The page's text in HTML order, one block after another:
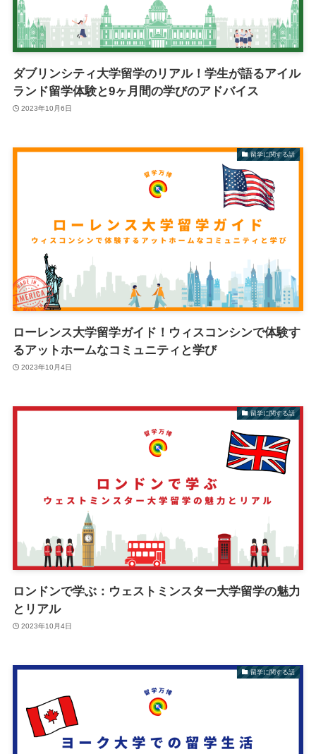
ダブリンシティ大学留学のリアル！学生が語るアイル
ランド留学体験と9ヶ月間の学びのアドバイス
2023年10月6日
留学に関する話
ローレンス大学留学ガイド！ウィスコンシンで体験す
るアットホームなコミュニティと学び
2023年10月4日
留学に関する話
ロンドンで学ぶ：ウェストミンスター大学留学の魅力
とリアル
2023年10月4日
留学に関する話